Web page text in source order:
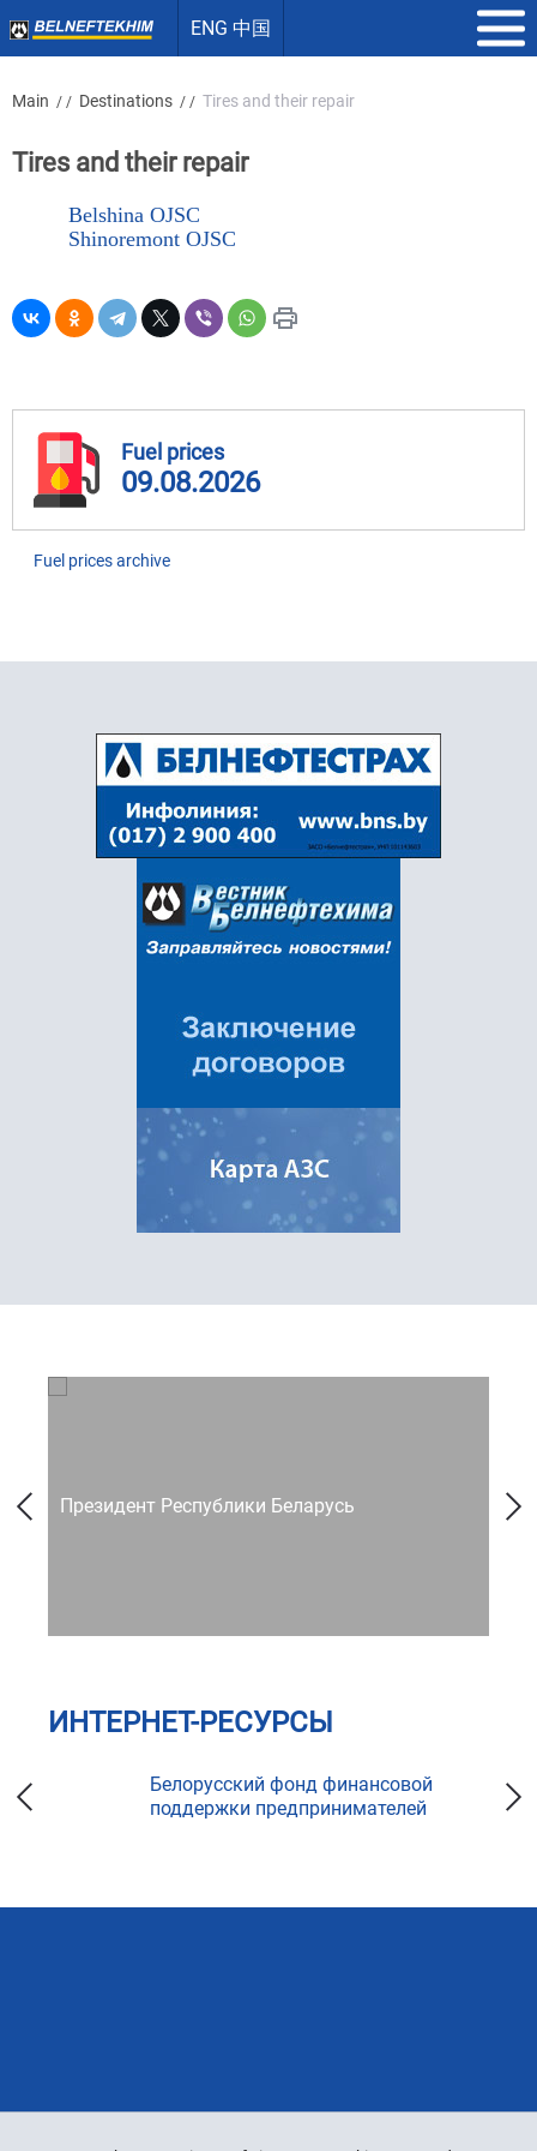
ENG 中国
Main / / Destinations / / Tires and their repair
Tires and their repair
Belshina OJSC
Shinoremont OJSC
Fuel prices
09.08.2026
Fuel prices archive
Президент Республики Беларусь
ИНТЕРНЕТ-РЕСУРСЫ
Белорусский фонд финансовой
поддержки предпринимателей